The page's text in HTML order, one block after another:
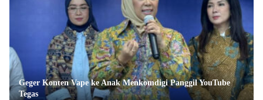
Geger Konten Vape ke Anak Menkomdigi Panggil YouTube
Tegas